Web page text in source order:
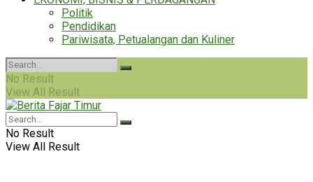
Politik
Pendidikan
Pariwisata, Petualangan dan Kuliner
No Result
View All Result
No Result
View All Result